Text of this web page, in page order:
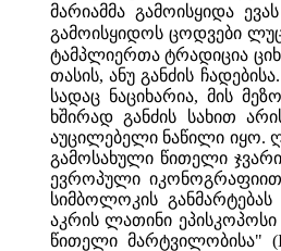
მარიამმა გამოისყიდა
გამოისყიდოს ცოდვები
ტამპლიერთა ტრადიცია
თასის, ანუ განძის
სადაც ნაციხარია, მის
ხშირად განძის სახით
აუცილებელი ნაწილი იყო.
გამოსახული წითელი
ევროპული
სიმბოლოკის
აკრის ლათინი
წითელი მარტვილობისა"